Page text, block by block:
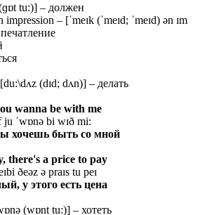
tu:)] – должен
– [ˈmeɪk (ˈmeɪd; ˈmeɪd) ən ɪm
(dɪd; dʌn)] – делать
wanna be with me
ju ˈwɒnə bi wɪð mi:
хочешь быть со мной
there's a price to pay
ðeəz ə praɪs tu peɪ
, у этого есть цена
(wɒnt tu:)] – хотеть